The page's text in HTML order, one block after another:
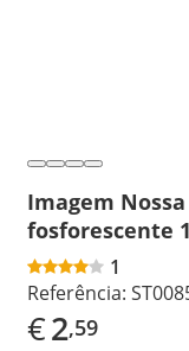
Imagem
fosforescente
1
Referência:
€2,59